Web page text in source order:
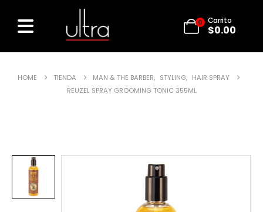
0 Carrito
$0.00
HOME TIENDA MAN & THE BARBER, STYLING, HAIR SPRAY
REUZEL SPRAY GROOMING TONIC 355ML